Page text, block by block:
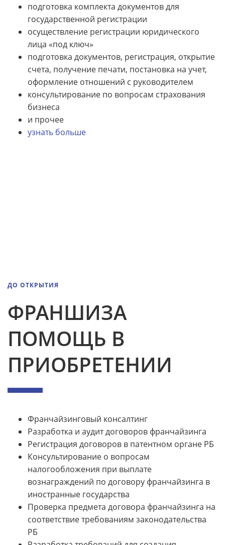
подготовка комплекта документов для
государственной регистрации
осуществление регистрации юридического
лица «под ключ»
подготовка документов, регистрация, открытие
счета, получение печати, постановка на учет,
оформление отношений с руководителем
консультирование по вопросам страхования
бизнеса
и прочее
узнать больше
ДО ОТКРЫТИЯ
ФРАНШИЗА
ПОМОЩЬ В
ПРИОБРЕТЕНИИ
Франчайзинговый консалтинг
Разработка и аудит договоров франчайзинга
Регистрация договоров в патентном органе РБ
Консультирование о вопросам
налогообложения при выплате
вознаграждений по договору франчайзинга в
иностранные государства
Проверка предмета договора франчайзинга на
соответствие требованиям законодательства
РБ